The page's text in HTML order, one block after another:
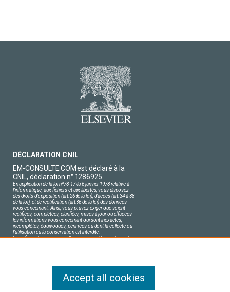
DÉCLARATION CNIL
EM-CONSULTE.COM est déclaré à la
CNIL, déclaration n° 1286925.
En application de la loi nº78-17 du 6 janvier 1978 relative à
l'informatique, aux fichiers et aux libertés, vous disposez
des droits d'opposition (art.26 de la loi), d'accès (art.34 à 38
de la loi), et de rectification (art.36 de la loi) des données
vous concernant. Ainsi, vous pouvez exiger que soient
rectifiées, complétées, clarifiées, mises à jour ou effacées
les informations vous concernant qui sont inexactes,
incomplètes, équivoques, périmées ou dont la collecte ou
l'utilisation ou la conservation est interdite.
Les informations personnelles concernant les visiteurs de
Accept all cookies